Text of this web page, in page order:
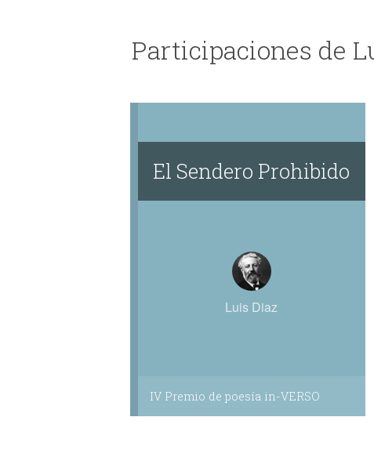
Participaciones de
El Sendero Prohibido
Luis Diaz
IV Premio de poesía in-VERSO